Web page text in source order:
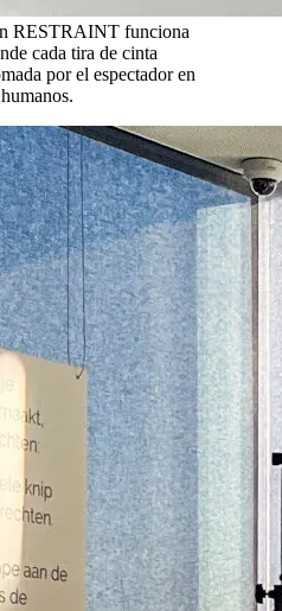
RESTRAINT funciona
cada tira de cinta
por el espectador en